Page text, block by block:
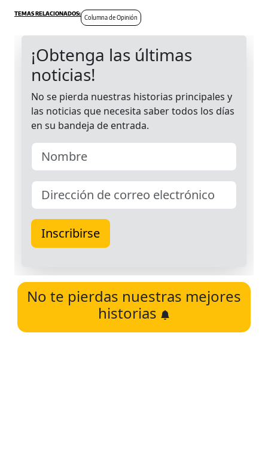
Columna de Opinión
No te pierdas nuestras mejores
historias